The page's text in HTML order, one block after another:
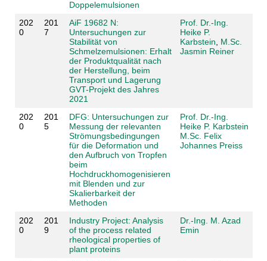
Doppelemulsionen
202
0
201
7
AiF 19682 N:
Untersuchungen zur
Stabilität von
Schmelzemulsionen: Erhalt
der Produktqualität nach
der Herstellung, beim
Transport und Lagerung
GVT-Projekt des Jahres
2021
Prof. Dr.-Ing.
Heike P.
Karbstein
M.Sc.
Jasmin Reiner
202
0
201
5
DFG: Untersuchungen zur
Messung der relevanten
Strömungsbedingungen
für die Deformation und
den Aufbruch von Tropfen
beim
Hochdruckhomogenisieren
mit Blenden und zur
Skalierbarkeit der
Methoden
Prof. Dr.-Ing.
Heike P. Karbstein
M.Sc. Felix
Johannes Preiss
202
0
201
9
Industry Project: Analysis
of the process related
rheological properties of
plant proteins
Dr.-Ing. M. Azad
Emin